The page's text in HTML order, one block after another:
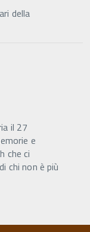
della
il 27
e
che ci
chi non è più